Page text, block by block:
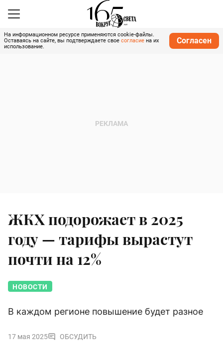
На информационном ресурсе применяются cookie-файлы.
Оставаясь на сайте, вы подтверждаете свое согласие на их
использование.
Согласен
ЖКХ подорожает в 2025
году — тарифы вырастут
почти на 12%
НОВОСТИ
В каждом регионе повышение будет разное
17 мая 2025 ОБСУДИТЬ